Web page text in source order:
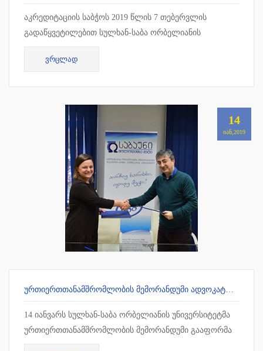
აკრედიტაციის საბჭოს 2019 წლის 7 თებერვლის
გადაწყვეტილებით სულხან-საბა ორბელიანის
უნივერსიტეტის სამართლის სამაგისტრო პროგრამამ 7
წლიანი უპირობო აკრედიტაცია მიიღო !!!
ᲕᲠᲪᲚᲐᲓ
14
ᲘᲐᲜ,2019
ᲣᲠᲗᲘᲔᲠᲗᲗᲐᲜᲐᲛᲨᲠᲝᲛᲚᲝᲑᲘᲡ ᲛᲔᲛᲝᲠᲐᲜᲓᲣᲛᲘ ᲐᲓᲕᲝᲙᲐᲢᲗᲐ ᲡᲐᲙᲕᲐᲚᲘᲤᲘᲙᲐᲪᲘᲝ ᲒᲐᲛᲝᲪᲓᲔᲑᲘᲡ ᲛᲝᲡᲐᲛᲖᲐᲓᲔᲑᲔᲚ ᲪᲔᲜᲢᲠᲗᲐᲜ
14 იანვარს სულხან-საბა ორბელიანის უნივერსიტეტმა
ურთიერთთანამშრომლობის მემორანდუმი გააფორმა
ადვოკატთა საკვალიფიკაციო გამოცდების